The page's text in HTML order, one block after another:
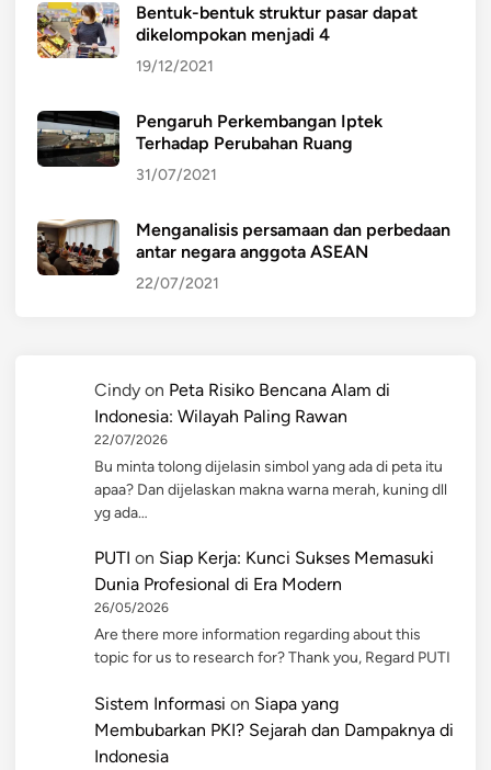
Bentuk-bentuk struktur pasar dapat
dikelompokan menjadi 4
19/12/2021
Pengaruh Perkembangan Iptek
Terhadap Perubahan Ruang
31/07/2021
Menganalisis persamaan dan perbedaan
antar negara anggota ASEAN
22/07/2021
Cindy on Peta Risiko Bencana Alam di
Indonesia: Wilayah Paling Rawan
22/07/2026
Bu minta tolong dijelasin simbol yang ada di peta itu
apaa? Dan dijelaskan makna warna merah, kuning dll
yg ada…
PUTI on Siap Kerja: Kunci Sukses Memasuki
Dunia Profesional di Era Modern
26/05/2026
Are there more information regarding about this
topic for us to research for? Thank you, Regard PUTI
Sistem Informasi on Siapa yang
Membubarkan PKI? Sejarah dan Dampaknya di
Indonesia